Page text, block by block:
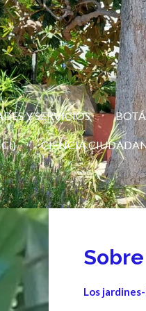
Y SERVICIOS
CIENCIA
Los